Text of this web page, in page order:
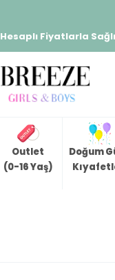
Hesaplı Fiyatlarla
Outlet
(0-16 Yaş)
Doğum